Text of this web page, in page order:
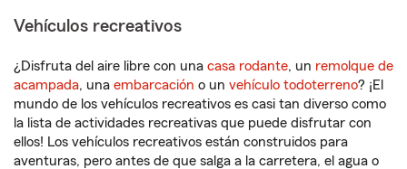
Vehículos recreativos
¿Disfruta del aire libre con una casa rodante, un remolque de
acampada, una embarcación o un vehículo todoterreno? ¡El
mundo de los vehículos recreativos es casi tan diverso como
la lista de actividades recreativas que puede disfrutar con
ellos! Los vehículos recreativos están construidos para
aventuras, pero antes de que salga a la carretera, el agua o